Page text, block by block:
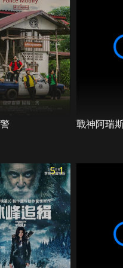
莎並沒有帶著女兒
麗莎。麗莎必須在
販賣之前，把握黃
戰神阿瑞
5.1